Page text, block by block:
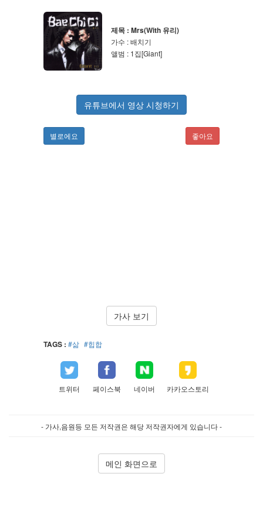
제목 : Mrs(With 유리)
가수 : 배치기
앨범 : 1집[Giant]
유튜브에서 영상 시청하기
별로에요 좋아요
가사 보기
TAGS : #삶 #힙합
트위터 페이스북 네이버 카카오스토리
- 가사,음원등 모든 저작권은 해당 저작권자에게 있습니다 -
메인 화면으로